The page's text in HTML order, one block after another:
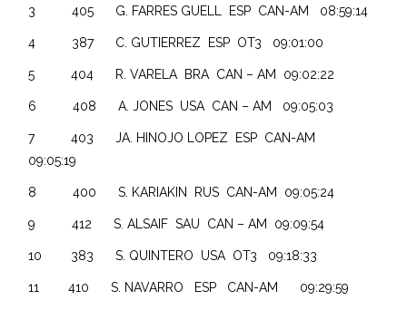
3 405 G. FARRES GUELL ESP CAN-AM 08:59:14
4 387 C. GUTIERREZ ESP OT3 09:01:00
5 404 R. VARELA BRA CAN – AM 09:02:22
6 408 A. JONES USA CAN – AM 09:05:03
7 403 JA. HINOJO LOPEZ ESP CAN-AM
09:05:19
8 400 S. KARIAKIN RUS CAN-AM 09:05:24
9 412 S. ALSAIF SAU CAN – AM 09:09:54
10 383 S. QUINTERO USA OT3 09:18:33
11 410 S. NAVARRO ESP CAN-AM 09:29:59